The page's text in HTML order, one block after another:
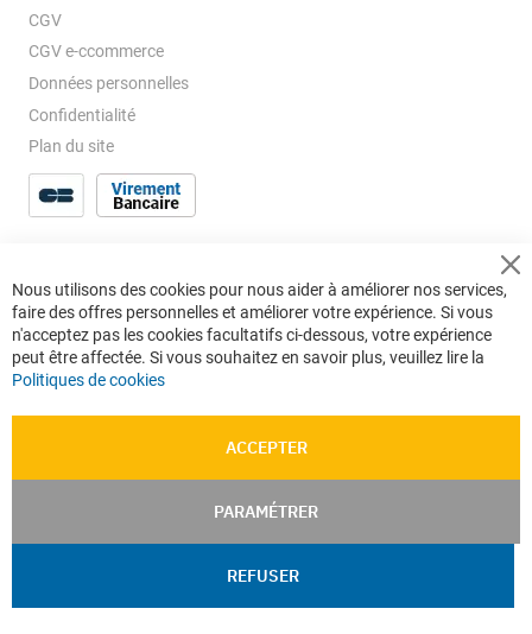
CGV
CGV e-ccommerce
Données personnelles
Confidentialité
Plan du site
Nous utilisons des cookies pour nous aider à améliorer nos services,
faire des offres personnelles et améliorer votre expérience. Si vous
n'acceptez pas les cookies facultatifs ci-dessous, votre expérience
peut être affectée. Si vous souhaitez en savoir plus, veuillez lire la
Politiques de cookies
ACCEPTER
PARAMÉTRER
REFUSER